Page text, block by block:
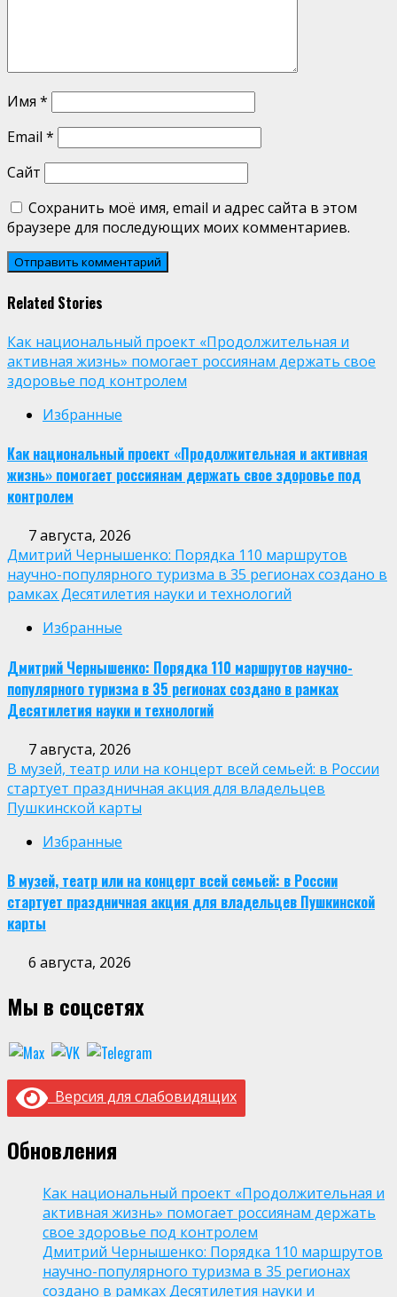
Имя *
Email *
Сайт
Сохранить моё имя, email и адрес сайта в этом
браузере для последующих моих комментариев.
Related Stories
Как национальный проект «Продолжительная и
активная жизнь» помогает россиянам держать свое
здоровье под контролем
Избранные
Как национальный проект «Продолжительная и активная
жизнь» помогает россиянам держать свое здоровье под
контролем
7 августа, 2026
Дмитрий Чернышенко: Порядка 110 маршрутов
научно-популярного туризма в 35 регионах создано в
рамках Десятилетия науки и технологий
Избранные
Дмитрий Чернышенко: Порядка 110 маршрутов научно-
популярного туризма в 35 регионах создано в рамках
Десятилетия науки и технологий
7 августа, 2026
В музей, театр или на концерт всей семьей: в России
стартует праздничная акция для владельцев
Пушкинской карты
Избранные
В музей, театр или на концерт всей семьей: в России
стартует праздничная акция для владельцев Пушкинской
карты
6 августа, 2026
Мы в соцсетях
Версия для слабовидящих
Обновления
Как национальный проект «Продолжительная и
активная жизнь» помогает россиянам держать
свое здоровье под контролем
Дмитрий Чернышенко: Порядка 110 маршрутов
научно-популярного туризма в 35 регионах
создано в рамках Десятилетия науки и